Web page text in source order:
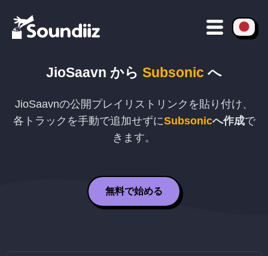
JioSaavn から Subsonic へ
JioSaavnの公開プレイリストリンクを貼り付け、
各トラックを手動で追加せずにSubsonicへ作成で
きます。
無料で始める